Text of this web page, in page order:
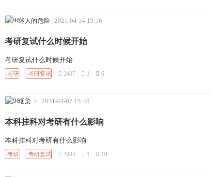
迷人的危险 2021-04-14 19:16
考研复试什么时候开始
考研复试什么时候开始
考研 考研复试 2487 1 6
烟染╰ 2021-04-07 15:40
本科挂科对考研有什么影响
本科挂科对考研有什么影响
考研 考研复试 2934 1 19